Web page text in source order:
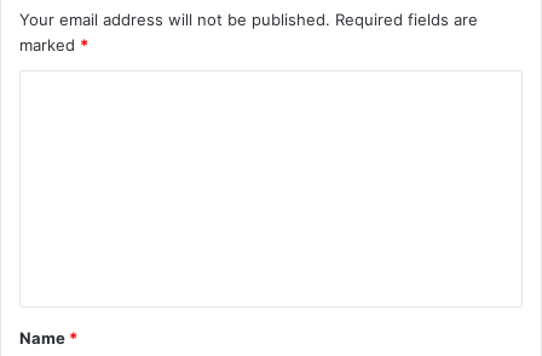
Your email address will not be published. Required fields are
marked *
t
*
Name *